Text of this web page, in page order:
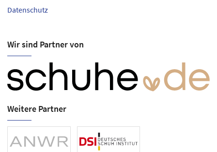
Datenschutz
Wir sind Partner von
Weitere Partner